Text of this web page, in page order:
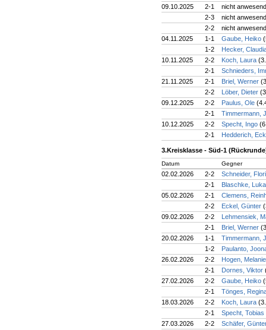
09.10.2025
2-1
nicht anwesend
2-3
nicht anwesend
2-2
nicht anwesend
04.11.2025
1-1 Gaube, Heiko
1-2
Hecker,
10.11.2025
2-2 Koch, Laura
2-1
Schnieders,
21.11.2025
2-1 Briel, Werner
2-2
Löber, Dieter
09.12.2025
2-2 Paulus, Ole
2-1
Timmermann,
10.12.2025
2-2 Specht, Ingo
2-1
Hedderich,
3.Kreisklasse - Süd-1
Datum Gegner
02.02.2026 2-2
Schneider,
2-1
Blaschke,
05.02.2026
2-1
Clemens,
2-2
Eckel, Günter
09.02.2026
2-2
Lehmensiek,
2-1
Briel, Werner
20.02.2026
1-1
Timmermann,
1-2
Paulanto,
26.02.2026
2-2
Hogen,
2-1
Dornes, Viktor
27.02.2026
2-2 Gaube, Heiko
2-1
Tönges,
18.03.2026
2-2 Koch, Laura
2-1
Specht, Tobias
27.03.2026
2-2
Schäfer,